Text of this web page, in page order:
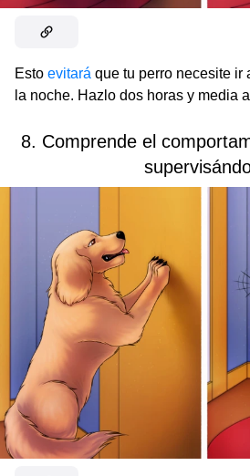
Esto evitará que tu perro necesite ir
la noche. Hazlo dos horas y media
8. Comprende el